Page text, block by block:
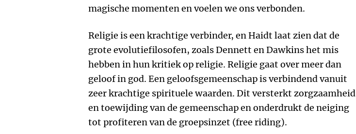
magische momenten en voelen we ons verbonden.
Religie is een krachtige verbinder, en Haidt laat zien dat de
grote evolutiefilosofen, zoals Dennett en Dawkins het mis
hebben in hun kritiek op religie. Religie gaat over meer dan
geloof in god. Een geloofsgemeenschap is verbindend vanuit
zeer krachtige spirituele waarden. Dit versterkt zorgzaamheid
en toewijding van de gemeenschap en onderdrukt de neiging
tot profiteren van de groepsinzet (free riding).